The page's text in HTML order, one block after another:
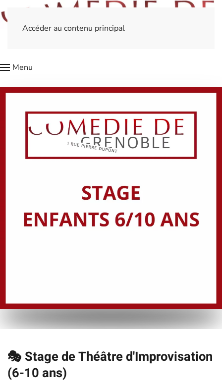
Accéder au contenu principal
Menu
🎭 Stage de Théâtre d'Improvisation
(6-10 ans)